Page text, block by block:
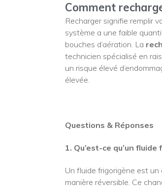
Comment
Recharger signifie remplir
système a une faible
bouches d’aération. La
technicien spécialisé en
un risque élevé
élevée.
Questions & Réponses
1. Qu’est-ce qu’un
Un fluide frigorigène est un
manière réversible. Ce